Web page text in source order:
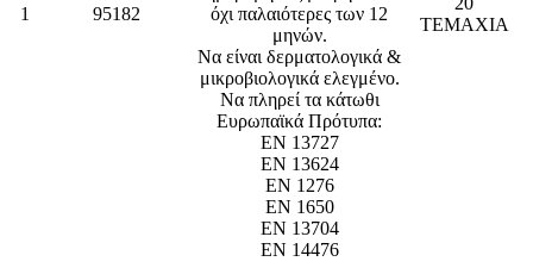
1 95182
όχι παλαιότερες των 12
μηνών.
Να είναι δερματολογικά &
μικροβιολογικά ελεγμένο.
Να πληρεί τα κάτωθι
Ευρωπαϊκά Πρότυπα:
EN 13727
EN 13624
ΕΝ 1276
ΕΝ 1650
EN 13704
EN 14476
ΤΕΜΑΧΙΑ